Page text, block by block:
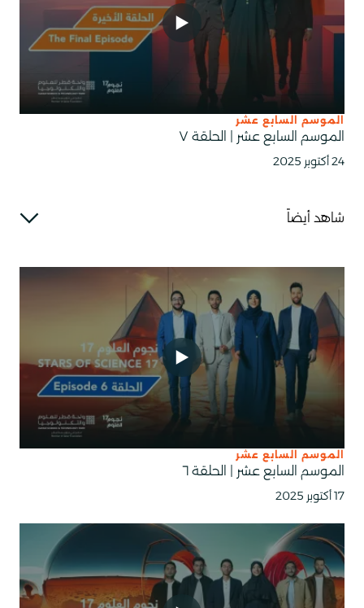
الموسم السابع عشر
الموسم السابع عشر | الحلقة ٧
24 أكتوبر 2025
شاهد أيضاً
الموسم السابع عشر
الموسم السابع عشر | الحلقة ٦
17 أكتوبر 2025